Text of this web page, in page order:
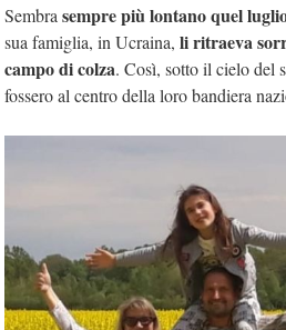
Sembra sempre più lontano quel
sua famiglia, in Ucraina, li ritraeva
campo di colza. Così, sotto il cielo del
fossero al centro della loro bandiera